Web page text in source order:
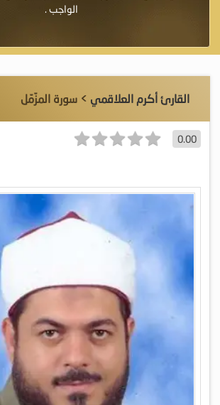
الواجب .
القارئ أكرم العلاقمي > سورة المزّمّل
0.00